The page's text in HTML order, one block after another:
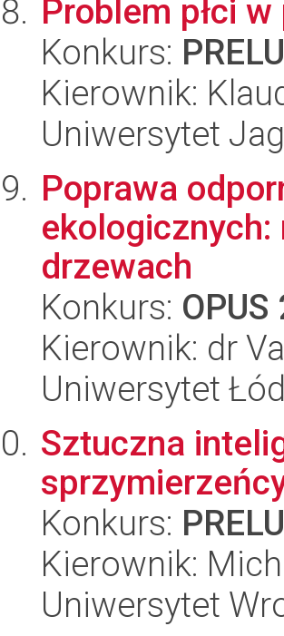
Problem płci
Konkurs:
Kierownik:
Uniwersytet
Poprawa
drzewach
Konkurs: OPUS
Kierownik: dr
Uniwersytet
Sztuczna
Konkurs:
Kierownik:
Uniwersytet